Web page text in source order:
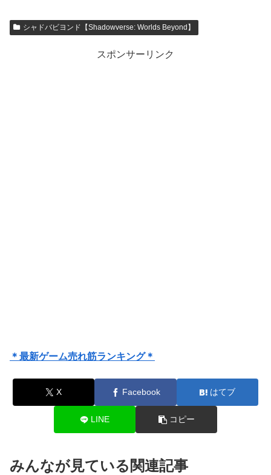
シャドバビヨンド【Shadowverse: Worlds Beyond】
スポンサーリンク
＊最新ゲーム売れ筋ランキング＊
X Facebook はてブ
LINE コピー
みんなが見ている関連記事